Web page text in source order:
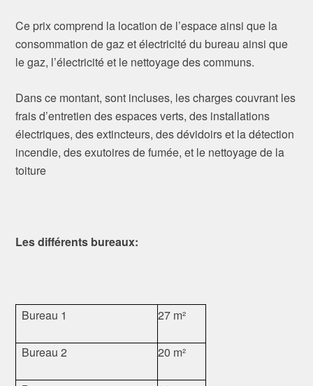
Ce prix comprend la location de l’espace ainsi que la
consommation de gaz et électricité du bureau ainsi que
le gaz, l’électricité et le nettoyage des communs.
Dans ce montant, sont incluses, les charges couvrant les
frais d’entretien des espaces verts, des installations
électriques, des extincteurs, des dévidoirs et la détection
incendie, des exutoires de fumée, et le nettoyage de la
toiture
Les différents bureaux:
Bureau 1 27 m²
Bureau 2 20 m²